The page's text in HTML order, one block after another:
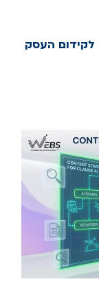
איך כותבים פרומפט טוב ל-ChatGPT לקידום העסק